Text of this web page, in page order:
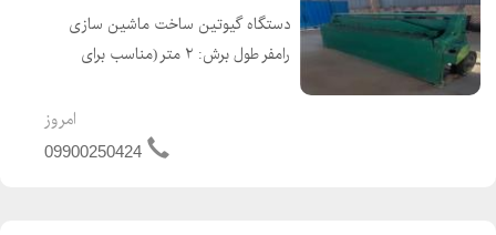
دستگاه گیوتین ساخت ماشین سازی
رامفر طول برش: ۲ متر (مناسب برای
برش: ۱.۵ میلیمتر - کاربرد اصلی: برش
ورقهای آهن، فولاد، استیل و آلومینیوم. -
امروز
09900250424